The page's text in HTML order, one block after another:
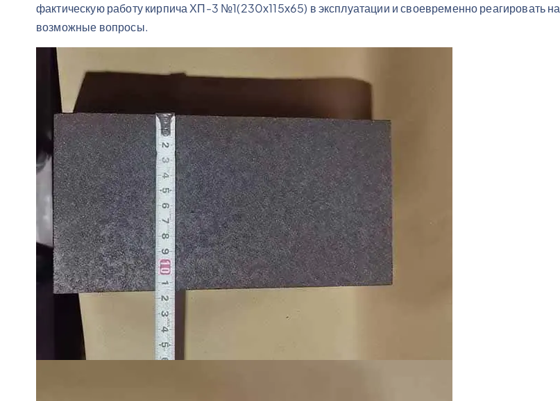
фактическую работу кирпича ХП-3 №1(230х115х65) в эксплуатации и своевременно реагировать на
возможные вопросы.